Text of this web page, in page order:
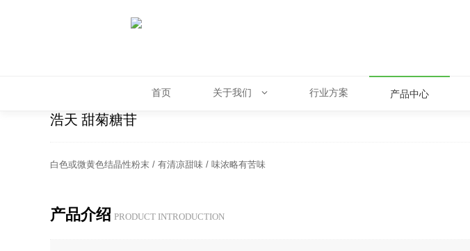
首页 关于我们 行业方案 产品中心
浩天 甜菊糖苷
白色或微黄色结晶性粉末 / 有清凉甜味 / 味浓略有苦味
产品介绍 PROD­UCT IN­TRO­DUC­TION